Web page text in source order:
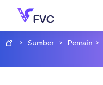
> Sumber > Pemain >